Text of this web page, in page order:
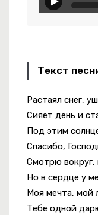
Текст
Растаял снег,
Сияет день и
Под этим
Спасибо,
Смотрю вокруг,
Но в сердце у
Моя мечта, мой
Тебе одной
Стареем, Мы
Моря
С Иголочки, Душа